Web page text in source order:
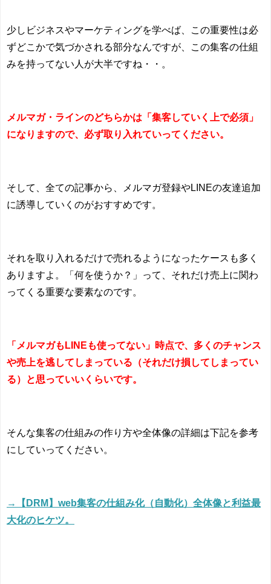
少しビジネスやマーケティングを学べば、この重要性は必
ずどこかで気づかされる部分なんですが、この集客の仕組
みを持ってない人が大半ですね・・。
メルマガ・ラインのどちらかは「集客していく上で必須」
になりますので、必ず取り入れていってください。
そして、全ての記事から、メルマガ登録やLINEの友達追加
に誘導していくのがおすすめです。
それを取り入れるだけで売れるようになったケースも多く
ありますよ。「何を使うか？」って、それだけ売上に関わ
ってくる重要な要素なのです。
「メルマガもLINEも使ってない」時点で、多くのチャンス
や売上を逃してしまっている（それだけ損してしまってい
る）と思っていいくらいです。
そんな集客の仕組みの作り方や全体像の詳細は下記を参考
にしていってください。
→【DRM】web集客の仕組み化（自動化）全体像と利益最
大化のヒケツ。